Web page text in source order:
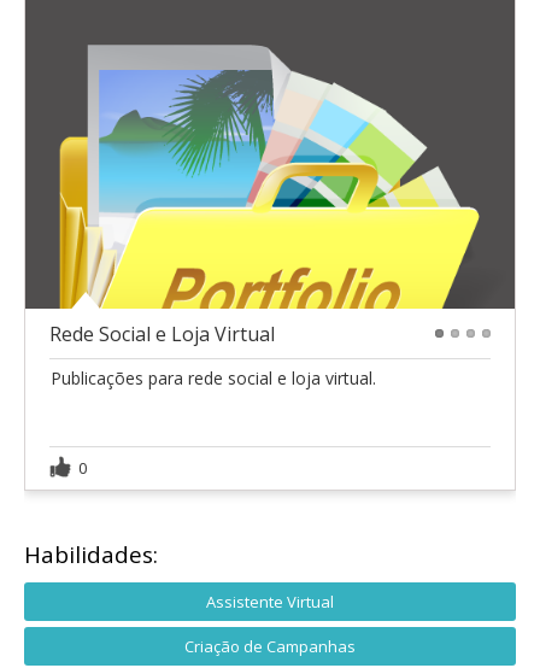
Rede Social e Loja Virtual
Publicações para rede social e loja virtual.
0
Habilidades:
Assistente Virtual
Criação de Campanhas